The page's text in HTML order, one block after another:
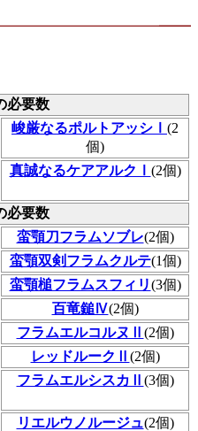
必要数
峻厳なるポルトアッシⅠ (2
個)
真誠なるケアアルクⅠ (2個)
必要数
蛮顎刀フラムソブレ(2個)
蛮顎双剣フラムクルテ(1個)
蛮顎槌フラムスフィリ(3個)
百竜鎚Ⅳ(2個)
フラムエルコルヌⅡ (2個)
レッドルークⅡ (2個)
フラムエルシスカⅡ (3個)
リエルウノルージュ(2個)